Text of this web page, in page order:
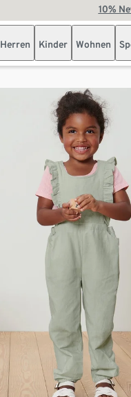
10%
Herren Kinder Wohnen